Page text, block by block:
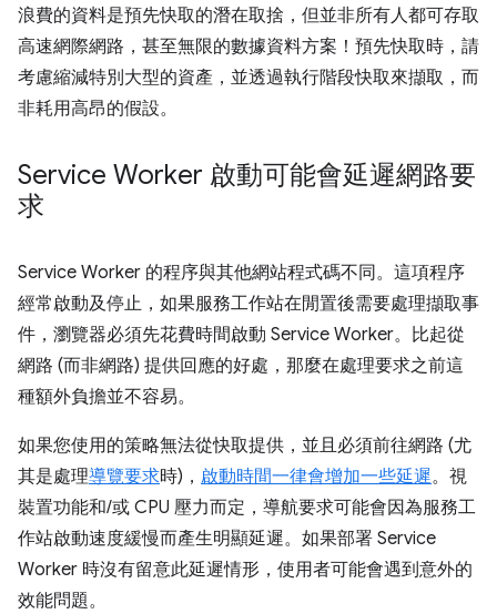
浪費的資料是預先快取的潛在取捨，但並非所有人都可存取
高速網際網路，甚至無限的數據資料方案！預先快取時，請
考慮縮減特別大型的資產，並透過執行階段快取來擷取，而
非耗用高昂的假設。
Service Worker 啟動可能會延遲網路要
求
Service Worker 的程序與其他網站程式碼不同。這項程序
經常啟動及停止，如果服務工作站在閒置後需要處理擷取事
件，瀏覽器必須先花費時間啟動 Service Worker。比起從
網路 (而非網路) 提供回應的好處，那麼在處理要求之前這
種額外負擔並不容易。
如果您使用的策略無法從快取提供，並且必須前往網路 (尤
其是處理導覽要求時)， 啟動時間一律會增加一些延遲。視
裝置功能和/或 CPU 壓力而定，導航要求可能會因為服務工
作站啟動速度緩慢而產生明顯延遲。如果部署 Service
Worker 時沒有留意此延遲情形，使用者可能會遇到意外的
效能問題。